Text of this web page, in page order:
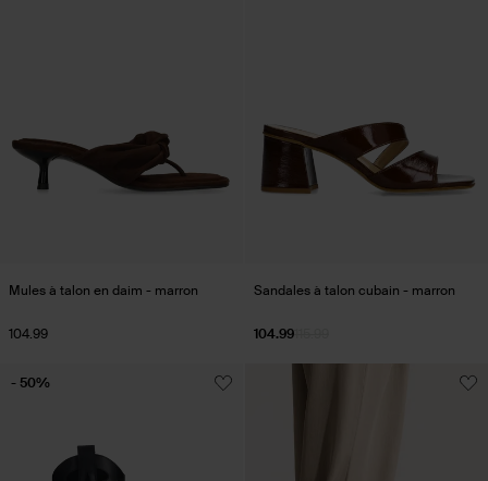
Mules à talon en daim - marron
104.99
Sandales à talon cubain - marron
104.99
- 50%